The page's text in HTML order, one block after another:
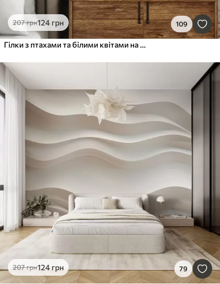
207грн124 грн 109
Гілки з птахами та білими квітами на ніжному тлі
207грн124 грн 79